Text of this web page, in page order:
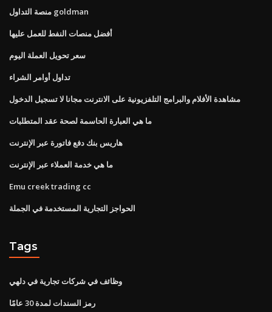
منصة التداول goldman
أفضل منصات النفط للعمل عليها
سعر تحويل العملة اليوم
تداول أوامر الشراء
مشاهدة الأفلام والبرامج التلفزيونية على الانترنت مجانا لا تسجيل الدخول
ما هي العبارة الحاسمة لصحة عقد المتطلبات
هاريس بنك دفع فاتورة عبر الإنترنت
ما هي خدمة العملاء عبر الإنترنت
Emu creek trading cc
الحواجز التجارية المستخدمة في الجملة
Tags
وظائف في شركات تجارية في دلهي
رمز السندات لمدة 30 عامًا